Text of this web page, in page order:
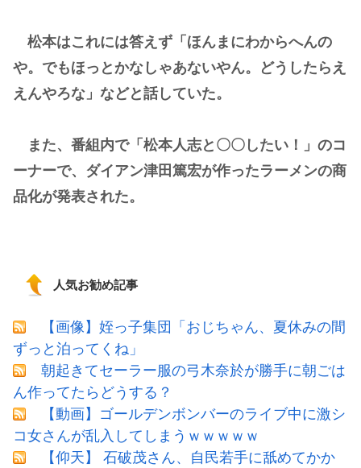
松本はこれには答えず「ほんまにわからへんの
や。でもほっとかなしゃあないやん。どうしたらえ
えんやろな」などと話していた。
また、番組内で「松本人志と〇〇したい！」のコ
ーナーで、ダイアン津田篤宏が作ったラーメンの商
品化が発表された。
人気お勧め記事
【画像】姪っ子集団「おじちゃん、夏休みの間
ずっと泊ってくね」
朝起きてセーラー服の弓木奈於が勝手に朝ごは
ん作ってたらどうする？
【動画】ゴールデンボンバーのライブ中に激シ
コ女さんが乱入してしまうｗｗｗｗｗ
【仰天】 石破茂さん、自民若手に舐めてかか